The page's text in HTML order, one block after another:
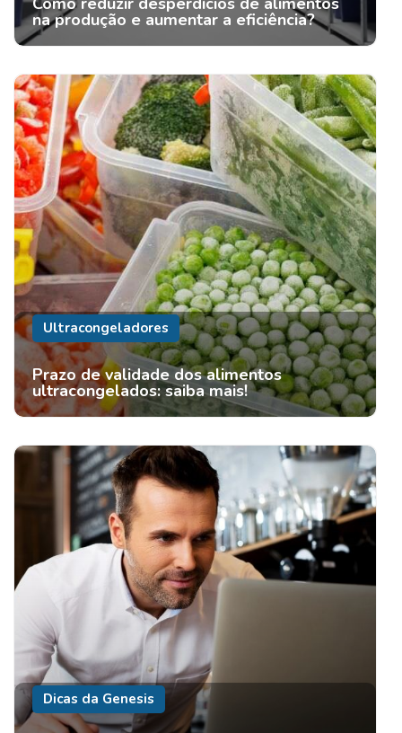
na produção e aumentar a eficiência?
Ultracongeladores
Prazo de validade dos alimentos
ultracongelados: saiba mais!
Dicas da Genesis